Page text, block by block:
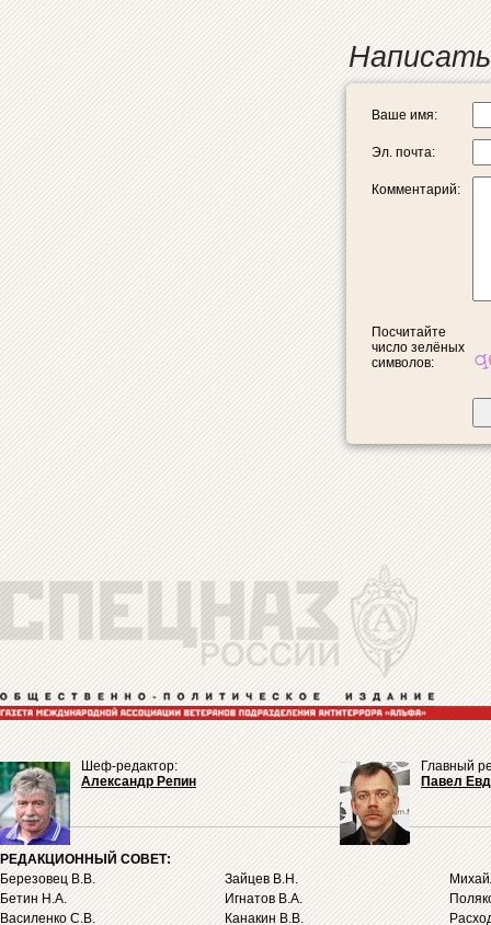
Ваше имя:
Эл. почта:
Комментарий:
Посчитайте
число зелёных
символов:
Шеф-редактор:
Александр Репин
Главный
Павел
РЕДАКЦИОННЫЙ СОВЕТ:
Березовец В.В.
Бетин Н.А.
Василенко С.В.
Зайцев В.Н.
Игнатов В.А.
Канакин В.В.